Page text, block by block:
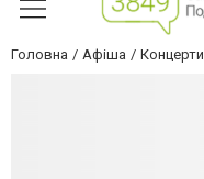
Головна Афіша Концерти